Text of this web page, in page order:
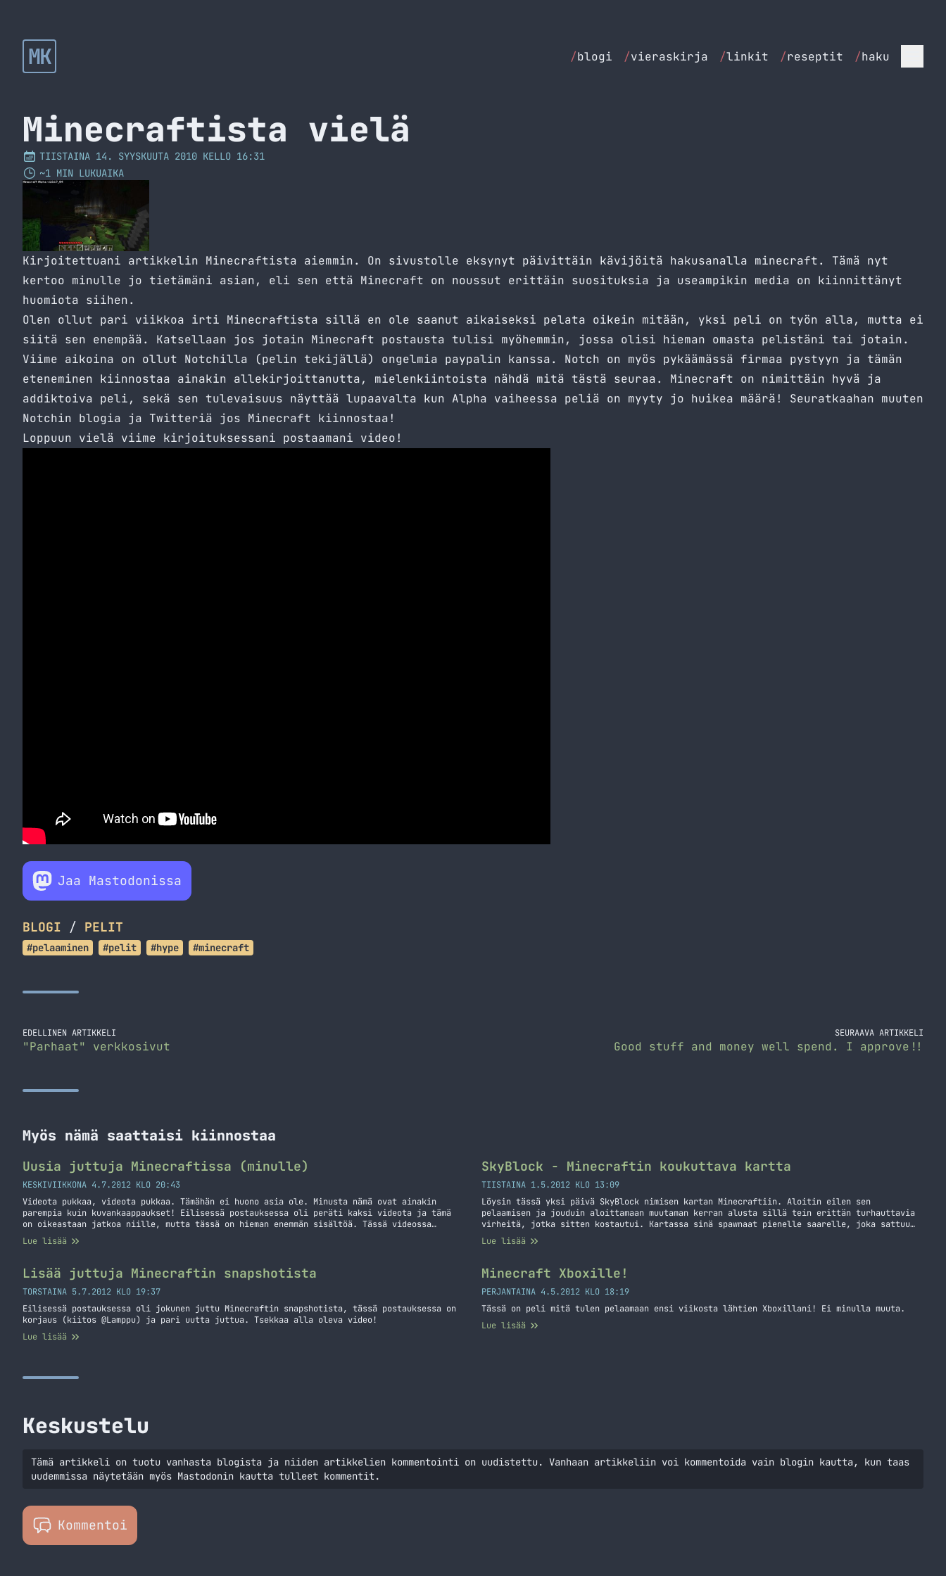
MK /blogi /vieraskirja /linkit /reseptit /haku
Minecraftista vielä
TIISTAINA 14. SYYSKUUTA 2010 KELLO 16:31
~1 MIN LUKUAIKA
Kirjoitettuani artikkelin Minecraftista aiemmin. On sivustolle eksynyt päivittäin kävijöitä hakusanalla minecraft. Tämä nyt
kertoo minulle jo tietämäni asian, eli sen että Minecraft on noussut erittäin suosituksia ja useampikin media on kiinnittänyt
huomiota siihen.
Olen ollut pari viikkoa irti Minecraftista sillä en ole saanut aikaiseksi pelata oikein mitään, yksi peli on työn alla, mutta ei
siitä sen enempää. Katsellaan jos jotain Minecraft postausta tulisi myöhemmin, jossa olisi hieman omasta pelistäni tai jotain.
Viime aikoina on ollut Notchilla (pelin tekijällä) ongelmia paypalin kanssa. Notch on myös pykäämässä firmaa pystyyn ja tämän
eteneminen kiinnostaa ainakin allekirjoittanutta, mielenkiintoista nähdä mitä tästä seuraa. Minecraft on nimittäin hyvä ja
addiktoiva peli, sekä sen tulevaisuus näyttää lupaavalta kun Alpha vaiheessa peliä on myyty jo huikea määrä! Seuratkaahan muuten
Notchin blogia ja Twitteriä jos Minecraft kiinnostaa!
Loppuun vielä viime kirjoituksessani postaamani video!
Jaa Mastodonissa
BLOGI / PELIT
#pelaaminen #pelit #hype #minecraft
EDELLINEN ARTIKKELI
"Parhaat" verkkosivut
SEURAAVA ARTIKKELI
Good stuff and money well spend. I approve!!
Myös nämä saattaisi kiinnostaa
Uusia juttuja Minecraftissa (minulle)
KESKIVIIKKONA 4.7.2012 KLO 20:43
Videota pukkaa, videota pukkaa. Tämähän ei huono asia ole. Minusta nämä ovat ainakin
parempia kuin kuvankaappaukset! Eilisessä postauksessa oli peräti kaksi videota ja tämä
on oikeastaan jatkoa niille, mutta tässä on hieman enemmän sisältöä. Tässä videossa
esitellään hieman uusimman snapshotin juttuja sekä etsitään pyramidia!
http://youtu.be/7wSthNT_pfo0
Lue lisää
SkyBlock - Minecraftin koukuttava kartta
TIISTAINA 1.5.2012 KLO 13:09
Löysin tässä yksi päivä SkyBlock nimisen kartan Minecraftiin. Aloitin eilen sen
pelaamisen ja jouduin aloittamaan muutaman kerran alusta sillä tein erittän turhauttavia
virheitä, jotka sitten kostautui. Kartassa sinä spawnaat pienelle saarelle, joka sattuu
vielä leijumaan ilmassa. Pieni virhe tarkoittaa yleensä sitä, että tipahdat saarelta ja
menetät samalla tavaraa, jota tarvitset kipeästi… Tähän ainut ratkaisu on… Jatka
Lue lisää
Lisää juttuja Minecraftin snapshotista
TORSTAINA 5.7.2012 KLO 19:37
Eilisessä postauksessa oli jokunen juttu Minecraftin snapshotista, tässä postauksessa on
korjaus (kiitos @Lamppu) ja pari uutta juttua. Tsekkaa alla oleva video!
Lue lisää
Minecraft Xboxille!
PERJANTAINA 4.5.2012 KLO 18:19
Tässä on peli mitä tulen pelaamaan ensi viikosta lähtien Xboxillani! Ei minulla muuta.
Lue lisää
Keskustelu
Tämä artikkeli on tuotu vanhasta blogista ja niiden artikkelien kommentointi on uudistettu. Vanhaan artikkeliin voi kommentoida vain blogin kautta, kun taas
uudemmissa näytetään myös Mastodonin kautta tulleet kommentit.
Kommentoi